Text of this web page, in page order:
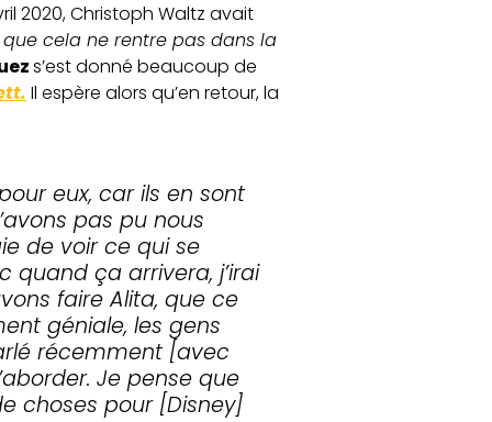
2020, Christoph Waltz avait
que cela ne rentre pas dans la
s’est donné beaucoup de
Il espère alors qu’en retour, la
eux, car ils en sont
pas pu nous
de voir ce qui se
quand ça arrivera, j’irai
faire Alita, que ce
géniale, les gens
récemment [avec
Je pense que
choses pour [Disney]